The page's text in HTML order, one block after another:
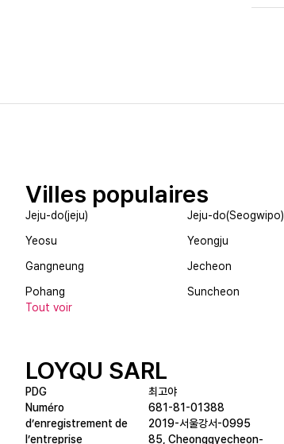
Villes populaires
Jeju-do(jeju) Jeju-do(Seogwipo)
Yeosu
Yeongju
Gangneung
Jecheon
Pohang
Suncheon
Tout voir
LOYQU SARL
PDG
Numéro
d’enregistrement de
l’entreprise
최고야
681-81-01388
2019-서울강서-0995
85, Cheonggyecheon-